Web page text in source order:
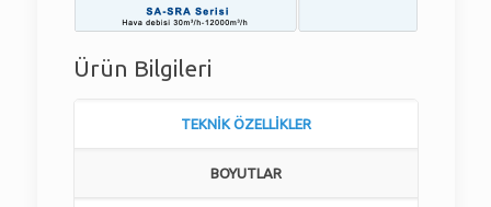
Ürün Bilgileri
TEKNİK ÖZELLİKLER
BOYUTLAR